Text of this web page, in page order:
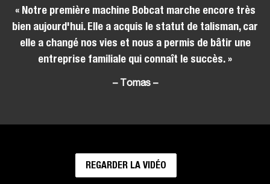
« Notre première machine Bobcat marche encore très
bien aujourd'hui. Elle a acquis le statut de talisman, car
elle a changé nos vies et nous a permis de bâtir une
entreprise familiale qui connaît le succès. »
– Tomas –
REGARDER LA VIDÉO